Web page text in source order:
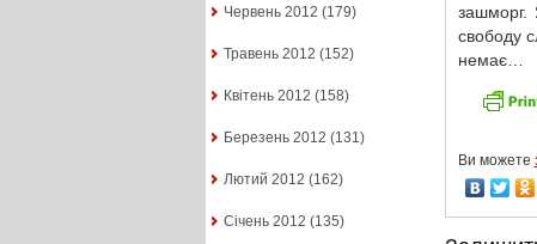
Червень 2012 (179)
Травень 2012 (152)
Квітень 2012 (158)
Березень 2012 (131)
Лютий 2012 (162)
Січень 2012 (135)
зашморг.
свободу
немає…
Ви можете